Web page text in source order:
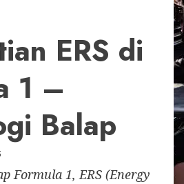
ERS di
1 –
Balap
Formula 1, ERS (Energy